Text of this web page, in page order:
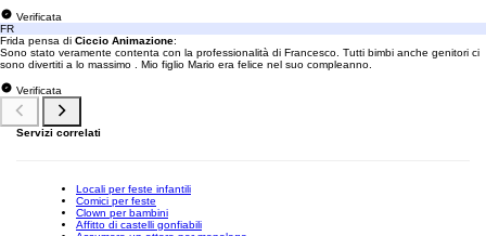
Verificata
FR
Frida pensa di Ciccio Animazione:
Sono stato veramente contenta con la professionalità di Francesco. Tutti bimbi anche genitori ci
sono divertiti a lo massimo . Mio figlio Mario era felice nel suo compleanno.
Verificata
Servizi correlati
Locali per feste infantili
Comici per feste
Clown per bambini
Affitto di castelli gonfiabili